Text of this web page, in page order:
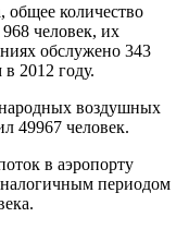
общее количество
человек, их
обслужено 343
2012 году.
воздушных
49967 человек.
в аэропорту
периодом